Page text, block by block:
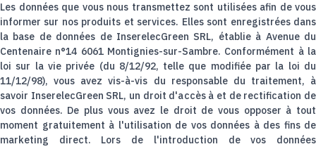
Les données que vous nous transmettez sont utilisées afin de vous
informer sur nos produits et services. Elles sont enregistrées dans
la base de données de InserelecGreen SRL, établie à Avenue du
Centenaire n°14 6061 Montignies-sur-Sambre. Conformément à la
loi sur la vie privée (du 8/12/92, telle que modifiée par la loi du
11/12/98), vous avez vis-à-vis du responsable du traitement, à
savoir InserelecGreen SRL, un droit d'accès à et de rectification de
vos données. De plus vous avez le droit de vous opposer à tout
moment gratuitement à l'utilisation de vos données à des fins de
marketing direct. Lors de l'introduction de vos données